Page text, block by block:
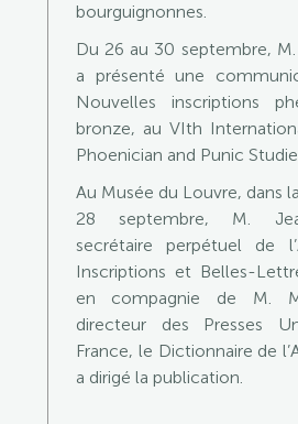
bourguignonnes.
Du 26 au 30 septembre,
a présenté une
Nouvelles inscriptions
bronze, au VIth
Phoenician and Punic
Au Musée du Louvre, dans
28 septembre, M.
secrétaire perpétuel de
Inscriptions et Belles-
en compagnie de M.
directeur des Presses
France, le Dictionnaire de
a dirigé la publication.